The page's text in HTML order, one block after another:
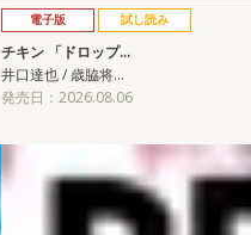
電子版 試し読み
チキン 「ドロップ…
井口達也 / 歳脇将…
発売日：2026.08.06